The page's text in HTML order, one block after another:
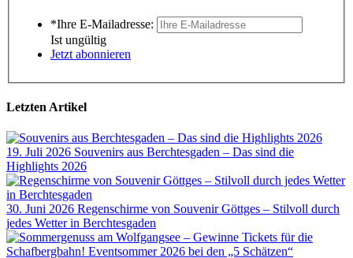
*Ihre E-Mailadresse:
Ist ungültig
Jetzt abonnieren
Letzten Artikel
19. Juli 2026 Souvenirs aus Berchtesgaden – Das sind die
Highlights 2026
30. Juni 2026 Regenschirme von Souvenir Göttges – Stilvoll durch
jedes Wetter in Berchtesgaden